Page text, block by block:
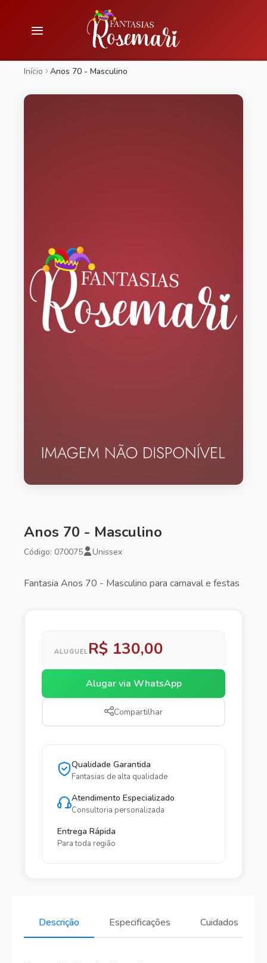
Início Anos 70 - Masculino
Anos 70 - Masculino
Código: 070075 Unissex
Fantasia Anos 70 - Masculino para carnaval e festas
ALUGUEL R$ 130,00
Alugar via WhatsApp
Compartilhar
Qualidade Garantida
Fantasias de alta qualidade
Atendimento Especializado
Consultoria personalizada
Entrega Rápida
Para toda região
Descrição Especificações Cuidados